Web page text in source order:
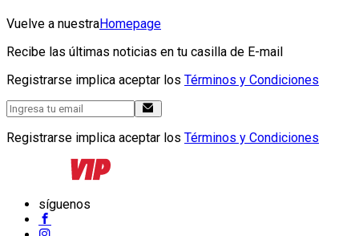
Vuelve a nuestraHomepage
Recibe las últimas noticias en tu casilla de E-mail
Registrarse implica aceptar los Términos y Condiciones
Registrarse implica aceptar los Términos y Condiciones
síguenos